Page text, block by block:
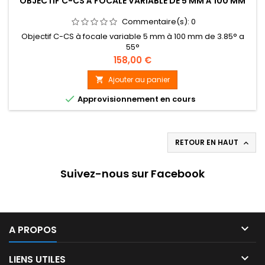
Commentaire(s): 0
Objectif C-CS à focale variable 5 mm à 100 mm de 3.85° a
55°
Prix
158,00 €
 Ajouter au panier
 Approvisionnement en cours
RETOUR EN HAUT 
Suivez-nous sur Facebook
A PROPOS 
LIENS UTILES 